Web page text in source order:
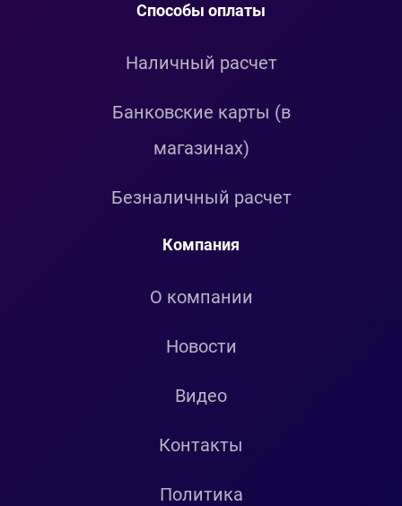
Способы оплаты
Наличный расчет
Банковские карты (в
магазинах)
Безналичный расчет
Компания
О компании
Новости
Видео
Контакты
Политика